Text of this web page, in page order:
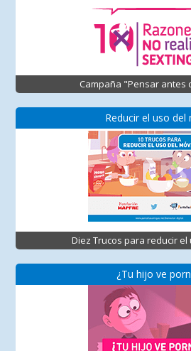
Campaña "Pensar antes
Reducir el uso del
Diez Trucos para reducir el
¿Tu hijo ve